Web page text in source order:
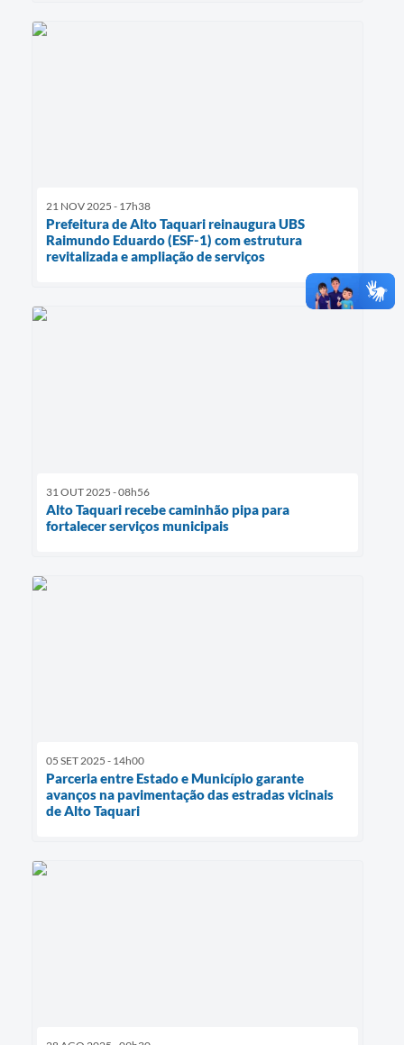
21 NOV 2025 - 17h38
Prefeitura de Alto Taquari reinaugura UBS
Raimundo Eduardo (ESF-1) com estrutura
revitalizada e ampliação de serviços
31 OUT 2025 - 08h56
Alto Taquari recebe caminhão pipa para
fortalecer serviços municipais
05 SET 2025 - 14h00
Parceria entre Estado e Município garante
avanços na pavimentação das estradas vicinais
de Alto Taquari